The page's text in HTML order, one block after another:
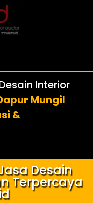
Interior
Mungil
&
Desain
Terpercaya